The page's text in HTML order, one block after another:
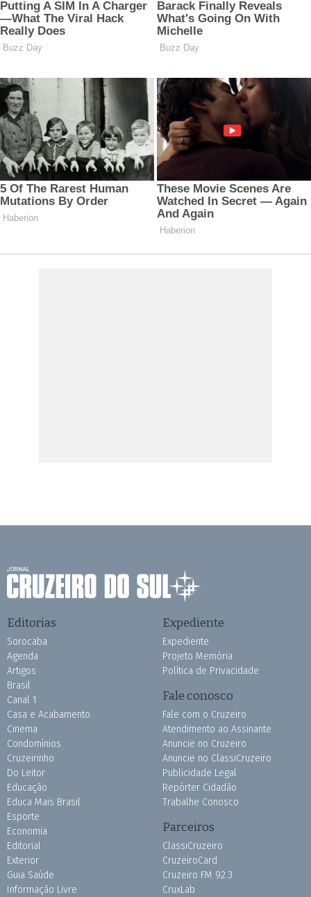
Editorias
Sorocaba
Agenda
Artigos
Brasil
Canal 1
Casa e Acabamento
Cinema
Condomínios
Cruzeirinho
Do Leitor
Educação
Educa Mais Brasil
Esporte
Economia
Editorial
Exterior
Guia Saúde
Informação Livre
Expediente
Expediente
Projeto Memória
Política de Privacidade
Fale conosco
Fale com o Cruzeiro
Atendimento ao Assinante
Anuncie no Cruzeiro
Anuncie no ClassiCruzeiro
Publicidade Legal
Repórter Cidadão
Trabalhe Conosco
Parceiros
ClassiCruzeiro
CruzeiroCard
Cruzeiro FM 92.3
CruxLab